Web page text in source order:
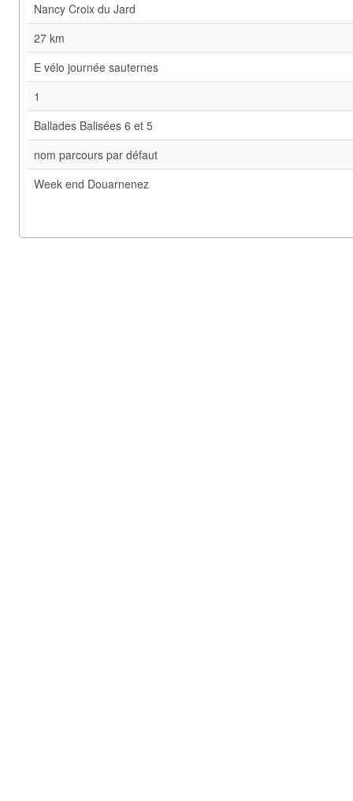
Nancy Croix du Jard
27 km
E vélo journée sauternes
1
Ballades Balisées 6 et 5
nom parcours par défaut
Week end Douarnenez